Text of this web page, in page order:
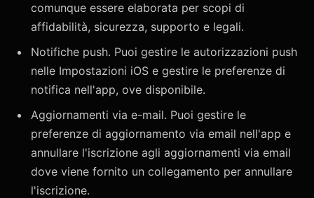
comunque essere elaborata per scopi di
affidabilità, sicurezza, supporto e legali.
Notifiche push. Puoi gestire le autorizzazioni push
nelle Impostazioni iOS e gestire le preferenze di
notifica nell'app, ove disponibile.
Aggiornamenti via e-mail. Puoi gestire le
preferenze di aggiornamento via email nell'app e
annullare l'iscrizione agli aggiornamenti via email
dove viene fornito un collegamento per annullare
l'iscrizione.